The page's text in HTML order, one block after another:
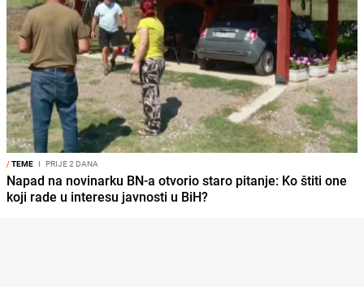
/TEME I PRIJE 2 DANA
Napad na novinarku BN-a otvorio staro pitanje: Ko štiti one
koji rade u interesu javnosti u BiH?